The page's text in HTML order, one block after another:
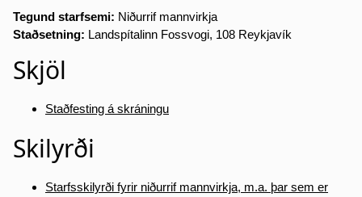
Tegund starfsemi: Niðurrif mannvirkja
Staðsetning: Landspítalinn Fossvogi, 108 Reykjavík
Skjöl
Staðfesting á skráningu
Skilyrði
Starfsskilyrði fyrir niðurrif mannvirkja, m.a. þar sem er